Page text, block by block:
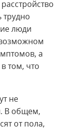
люди
а
том, что
не
В общем,
от пола,